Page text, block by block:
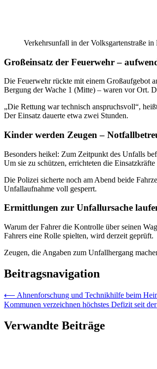
Verkehrsunfall in der Volksgartenstraße
Großeinsatz der Feuerwehr –
Die Feuerwehr rückte mit einem Großaufgebot
Bergung der Wache 1 (Mitte) – waren vor Ort.
„Die Rettung war technisch anspruchsvoll“,
Der Einsatz dauerte etwa zwei Stunden.
Kinder werden Zeugen –
Besonders heikel: Zum Zeitpunkt des Unfalls
Um sie zu schützen, errichteten die
Die Polizei sicherte noch am Abend beide
Unfallaufnahme voll gesperrt.
Ermittlungen zur Unfallursache
Warum der Fahrer die Kontrolle über seinen
Fahrers eine Rolle spielten, wird derzeit geprüft.
Zeugen, die Angaben zum Unfallhergang
Beitragsnavigation
⟵ Ahnenforschung und Technikhilfe beim
Kommunen verzeichnen höchstes Defizit seit
Verwandte Beiträge